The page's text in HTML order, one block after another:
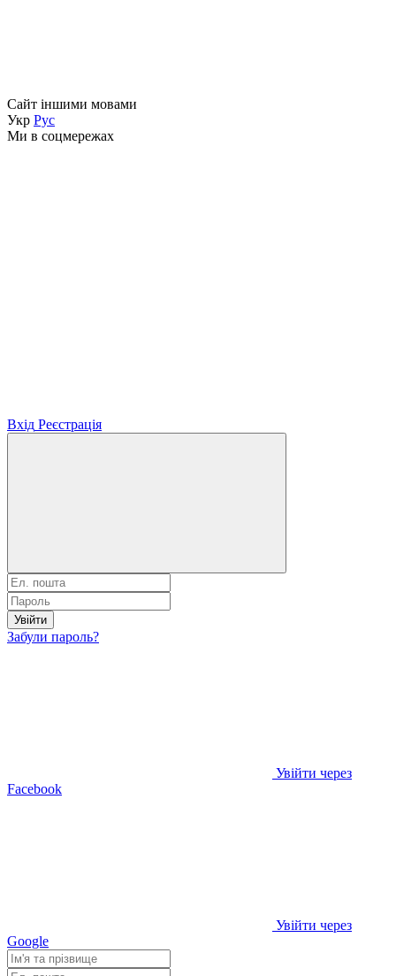
Сайт іншими мовами
Укр Рус
Ми в соцмережах
Вхід Реєстрація
Увійти
Забули пароль?
Увійти через
Facebook
Увійти через
Google